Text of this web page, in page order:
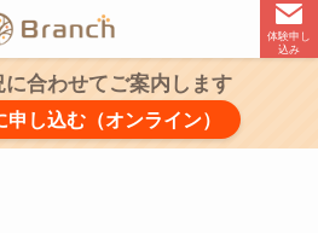
体験申し
込み
合わせてご案内します
申し込む（オンライン）